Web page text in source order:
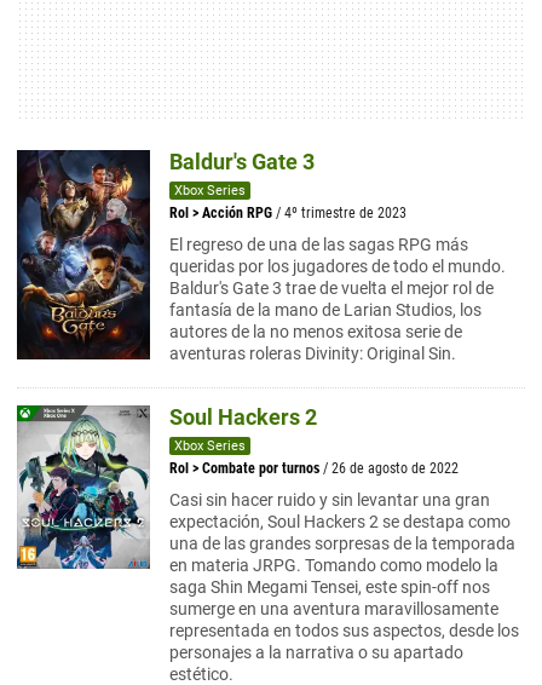
Baldur's Gate 3
Xbox Series
Rol > Acción RPG / 4º trimestre de 2023
El regreso de una de las sagas RPG más
queridas por los jugadores de todo el mundo.
Baldur's Gate 3 trae de vuelta el mejor rol de
fantasía de la mano de Larian Studios, los
autores de la no menos exitosa serie de
aventuras roleras Divinity: Original Sin.
Soul Hackers 2
Xbox Series
Rol > Combate por turnos / 26 de agosto de 2022
Casi sin hacer ruido y sin levantar una gran
expectación, Soul Hackers 2 se destapa como
una de las grandes sorpresas de la temporada
en materia JRPG. Tomando como modelo la
saga Shin Megami Tensei, este spin-off nos
sumerge en una aventura maravillosamente
representada en todos sus aspectos, desde los
personajes a la narrativa o su apartado
estético.